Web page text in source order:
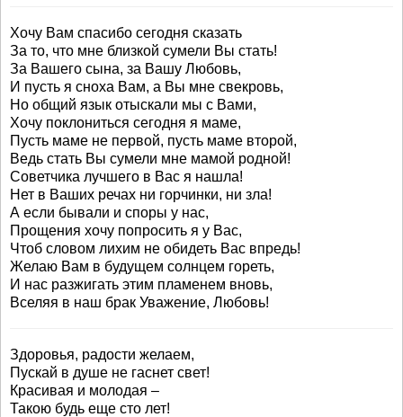
Хочу Вам спасибо сегодня сказать
За то, что мне близкой сумели Вы стать!
За Вашего сына, за Вашу Любовь,
И пусть я сноха Вам, а Вы мне свекровь,
Но общий язык отыскали мы с Вами,
Хочу поклониться сегодня я маме,
Пусть маме не первой, пусть маме второй,
Ведь стать Вы сумели мне мамой родной!
Советчика лучшего в Вас я нашла!
Нет в Ваших речах ни горчинки, ни зла!
А если бывали и споры у нас,
Прощения хочу попросить я у Вас,
Чтоб словом лихим не обидеть Вас впредь!
Желаю Вам в будущем солнцем гореть,
И нас разжигать этим пламенем вновь,
Вселяя в наш брак Уважение, Любовь!
Здоровья, радости желаем,
Пускай в душе не гаснет свет!
Красивая и молодая –
Такою будь еще сто лет!